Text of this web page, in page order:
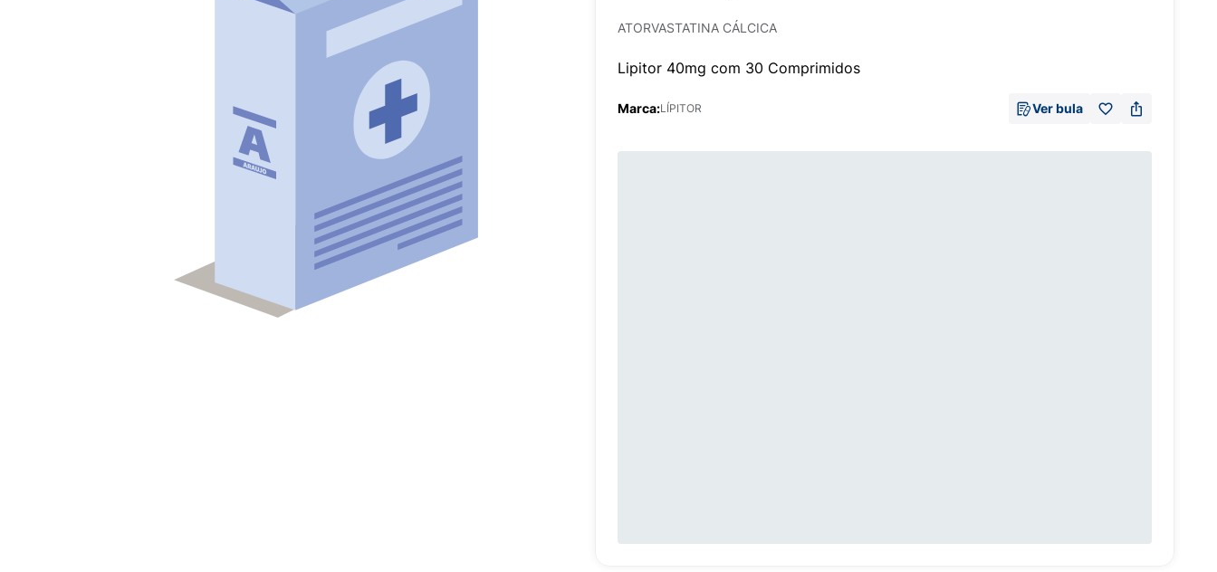
ATORVASTATINA CÁLCICA
Lipitor 40mg com 30 Comprimidos
Marca:LÍPITOR Ver bula